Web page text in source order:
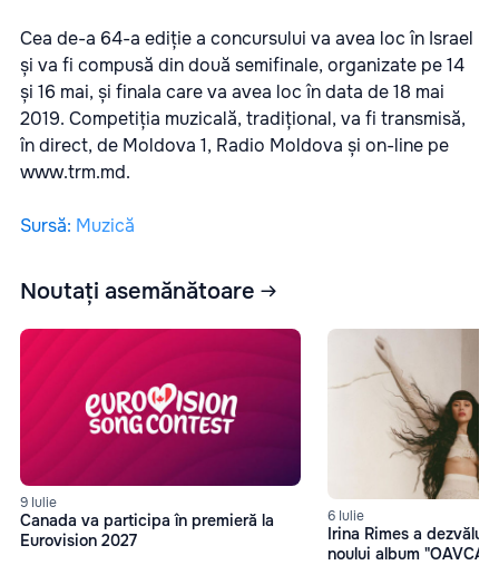
Cea de-a 64-a ediție a concursului va avea loc în Israel
și va fi compusă din două semifinale, organizate pe 14
și 16 mai, și finala care va avea loc în data de 18 mai
2019. Competiția muzicală, tradițional, va fi transmisă,
în direct, de Moldova 1, Radio Moldova și on-line pe
www.trm.md.
Sursă: Muzică
Noutați asemănătoare
9 Iulie
Canada va participa în premieră la
Eurovision 2027
6 Iulie
Irina Rimes a
noului album